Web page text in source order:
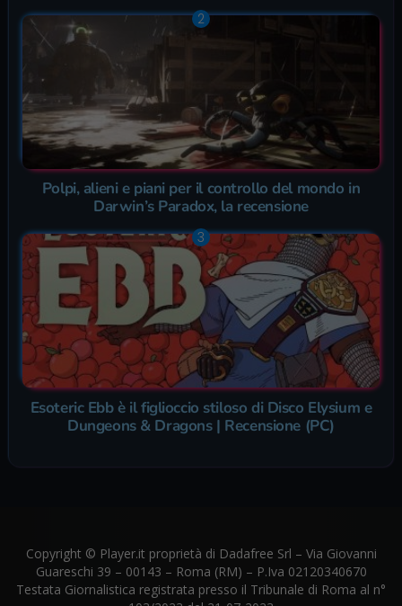
Polpi, alieni e piani per il controllo del mondo in
Darwin’s Paradox, la recensione
Esoteric Ebb è il figlioccio stiloso di Disco Elysium e
Dungeons & Dragons | Recensione (PC)
Copyright © Player.it proprietà di Dadafree Srl – Via Giovanni
Guareschi 39 – 00143 – Roma (RM) – P.Iva 02120340670
Testata Giornalistica registrata presso il Tribunale di Roma al n°